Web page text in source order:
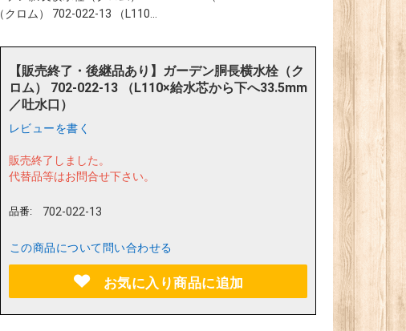
ロム） 702-022-13 （L110...
【販売終了・後継品あり】ガーデン胴長横水栓（ク
ロム） 702-022-13 （L110×給水芯から下へ33.5mm
／吐水口）
レビューを書く
販売終了しました。
代替品等はお問合せ下さい。
品番: 702-022-13
この商品について問い合わせる
お気に入り商品に追加